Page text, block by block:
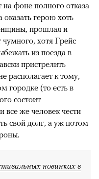
на фоне полного отказа
герою хоть
прошлая и
чумного, хотя Грейс
из поезда в
пристрелить
располагает к тому,
городке (то есть в
состоит
все же человек чести
свой долг, а уж потом
новинках в